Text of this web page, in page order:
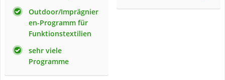
Outdoor/Imprägnier
en-Programm für
Funktionstextilien
sehr viele
Programme